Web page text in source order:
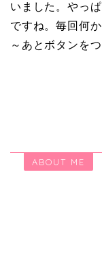
いました。やっ
ですね。毎回何
～あとボタンを
ABOUT ME